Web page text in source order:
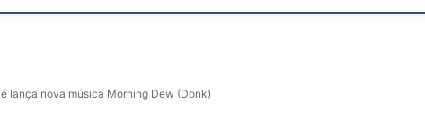
lança nova música Morning Dew (Donk)